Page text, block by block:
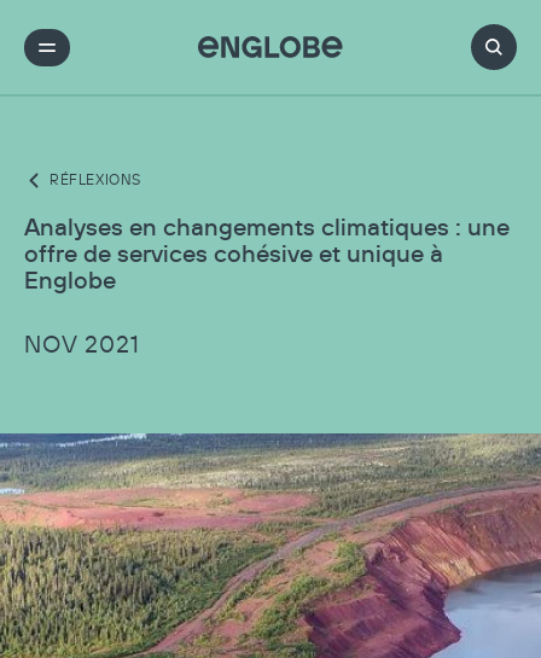
RÉFLEXIONS
Analyses en changements climatiques : une
offre de services cohésive et unique à
Englobe
NOV 2021